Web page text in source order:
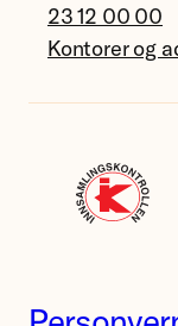
23 12 00 00
Kontorer og